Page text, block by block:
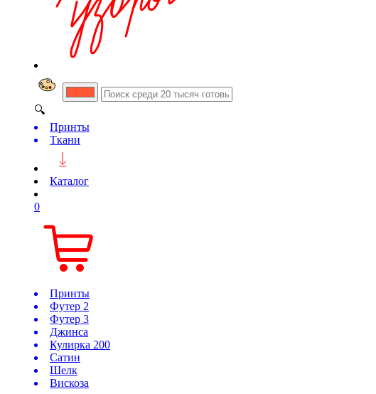
🔍
Принты
Ткани
Каталог
0
Принты
Футер 2
Футер 3
Джинса
Кулирка 200
Сатин
Шелк
Вискоза